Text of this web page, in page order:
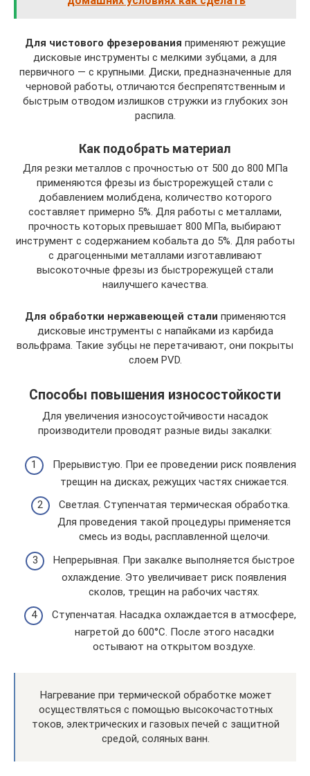
Для чистового фрезерования применяют режущие
дисковые инструменты с мелкими зубцами, а для
первичного — с крупными. Диски, предназначенные для
черновой работы, отличаются беспрепятственным и
быстрым отводом излишков стружки из глубоких зон
распила.
Как подобрать материал
Для резки металлов с прочностью от 500 до 800 МПа
применяются фрезы из быстрорежущей стали с
добавлением молибдена, количество которого
составляет примерно 5%. Для работы с металлами,
прочность которых превышает 800 МПа, выбирают
инструмент с содержанием кобальта до 5%. Для работы
с драгоценными металлами изготавливают
высокоточные фрезы из быстрорежущей стали
наилучшего качества.
Для обработки нержавеющей стали применяются
дисковые инструменты с напайками из карбида
вольфрама. Такие зубцы не перетачивают, они покрыты
слоем PVD.
Способы повышения износостойкости
Для увеличения износоустойчивости насадок
производители проводят разные виды закалки:
Прерывистую. При ее проведении риск появления
трещин на дисках, режущих частях снижается.
Светлая. Ступенчатая термическая обработка.
Для проведения такой процедуры применяется
смесь из воды, расплавленной щелочи.
Непрерывная. При закалке выполняется быстрое
охлаждение. Это увеличивает риск появления
сколов, трещин на рабочих частях.
Ступенчатая. Насадка охлаждается в атмосфере,
нагретой до 600°C. После этого насадки
остывают на открытом воздухе.
Нагревание при термической обработке может
осуществляться с помощью высокочастотных
токов, электрических и газовых печей с защитной
средой, соляных ванн.